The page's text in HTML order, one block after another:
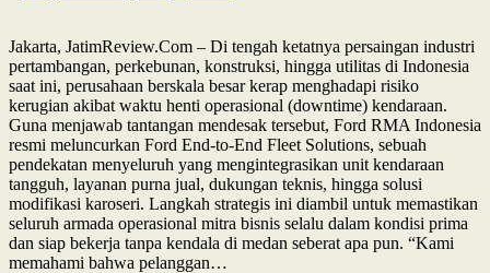
Jakarta, JatimReview.Com – Di tengah ketatnya persaingan industri
pertambangan, perkebunan, konstruksi, hingga utilitas di Indonesia
saat ini, perusahaan berskala besar kerap menghadapi risiko
kerugian akibat waktu henti operasional (downtime) kendaraan.
Guna menjawab tantangan mendesak tersebut, Ford RMA Indonesia
resmi meluncurkan Ford End-to-End Fleet Solutions, sebuah
pendekatan menyeluruh yang mengintegrasikan unit kendaraan
tangguh, layanan purna jual, dukungan teknis, hingga solusi
modifikasi karoseri. Langkah strategis ini diambil untuk memastikan
seluruh armada operasional mitra bisnis selalu dalam kondisi prima
dan siap bekerja tanpa kendala di medan seberat apa pun. “Kami
memahami bahwa pelanggan…